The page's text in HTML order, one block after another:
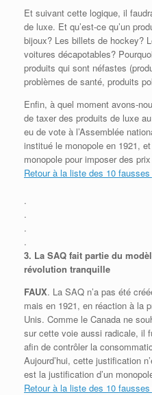
Et suivant cette logique, il
de luxe. Et qu’est-ce qu’un
bijoux? Les billets de hockey?
voitures décapotables?
produits qui sont néfastes
problèmes de santé, produits
Enfin, à quel moment avons-
de taxer des produits de luxe
eu de vote à l’Assemblée
institué le monopole en 1921,
monopole pour imposer des
Retour à la liste des 10
.
.
.
.
3. La SAQ fait partie du
révolution tranquille
FAUX. La SAQ n’a pas été
mais en 1921, en réaction à la
Unis. Comme le Canada ne
sur cette voie aussi radicale, il
afin de contrôler la
Aujourd’hui, cette justification
est la justification d’un
Retour à la liste des 10